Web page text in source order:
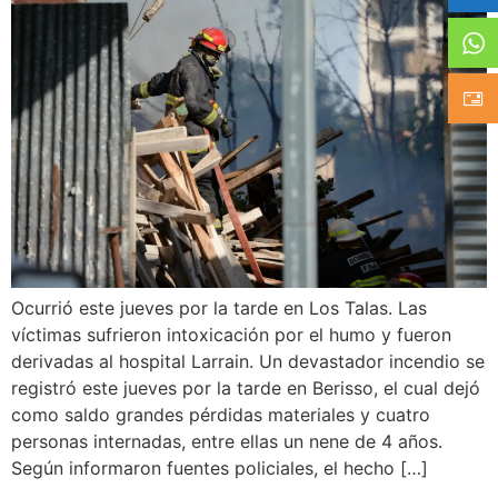
Ocurrió este jueves por la tarde en Los Talas. Las
víctimas sufrieron intoxicación por el humo y fueron
derivadas al hospital Larrain. Un devastador incendio se
registró este jueves por la tarde en Berisso, el cual dejó
como saldo grandes pérdidas materiales y cuatro
personas internadas, entre ellas un nene de 4 años.
Según informaron fuentes policiales, el hecho […]